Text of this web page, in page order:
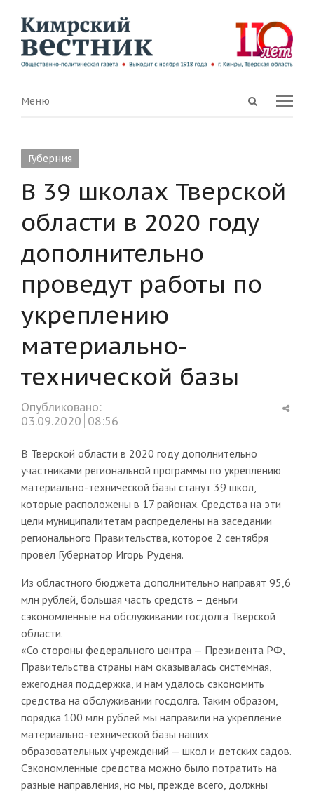
Open
Menu
Меню
Губерния
В 39 школах Тверской
области в 2020 году
дополнительно
проведут работы по
укреплению
материально-
технической базы
Опубликовано:
03.09.2020 08:56
В Тверской области в 2020 году дополнительно
участниками региональной программы по укреплению
материально-технической базы станут 39 школ,
которые расположены в 17 районах. Средства на эти
цели муниципалитетам распределены на заседании
регионального Правительства, которое 2 сентября
провёл Губернатор Игорь Руденя.
Из областного бюджета дополнительно направят 95,6
млн рублей, большая часть средств – деньги
сэкономленные на обслуживании госдолга Тверской
области.
«Со стороны федерального центра — Президента РФ,
Правительства страны нам оказывалась системная,
ежегодная поддержка, и нам удалось сэкономить
средства на обслуживании госдолга. Таким образом,
порядка 100 млн рублей мы направили на укрепление
материально-технической базы наших
образовательных учреждений — школ и детских садов.
Сэкономленные средства можно было потратить на
разные направления, но мы, прежде всего, должны